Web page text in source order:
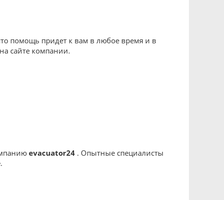
помощь придет к вам в любое время и в
сайте компании.
evacuator24 . Опытные специалисты